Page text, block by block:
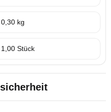
0,30 kg
1,00 Stück